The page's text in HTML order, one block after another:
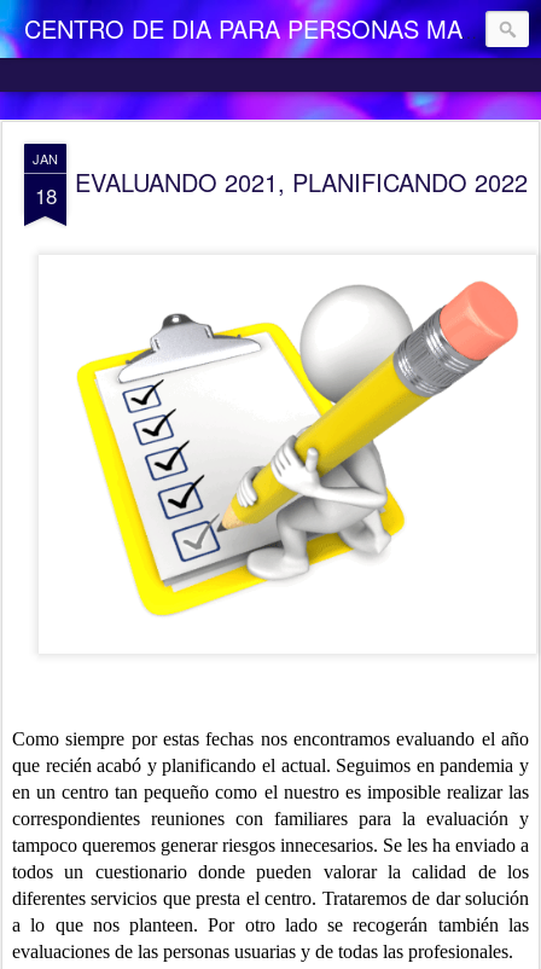
CENTRO DE DIA PARA PERSONAS MAYORES DEPENDIENTES "LA CAMOCHA"
JAN
18 EVALUANDO 2021, PLANIFICANDO 2022
Como siempre por estas fechas nos encontramos evaluando el año
que recién acabó y planificando el actual. Seguimos en pandemia y
en un centro tan pequeño como el nuestro es imposible realizar las
correspondientes reuniones con familiares para la evaluación y
tampoco queremos generar riesgos innecesarios. Se les ha enviado a
todos un cuestionario donde pueden valorar la calidad de los
diferentes servicios que presta el centro. Trataremos de dar solución
a lo que nos planteen. Por otro lado se recogerán también las
evaluaciones de las personas usuarias y de todas las profesionales.